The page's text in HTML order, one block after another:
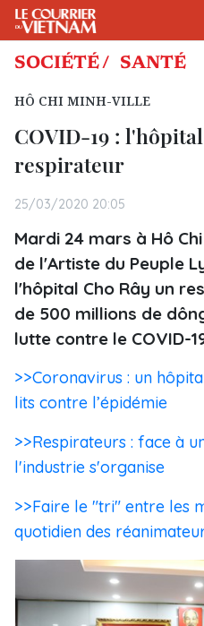
SOCIÉTÉ / SANTÉ
HÔ CHI MINH-VILLE
COVID-19 :
respirateur
25/03/2020 20:05
Mardi 24 mars à Hô
de l'Artiste du Peuple
l'hôpital Cho Rây un
de 500 millions de
lutte contre le COVID-
>>Coronavirus : un
lits contre l’épidémie
>>Respirateurs : face à
l'industrie s'organise
>>Faire le "tri" entre les
quotidien des